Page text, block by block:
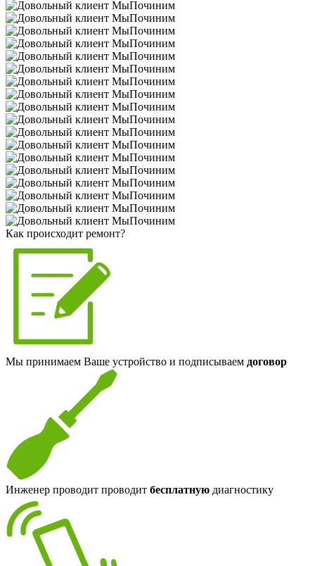
Как происходит ремонт?
Мы принимаем Ваше устройство и подписываем договор
Инженер проводит проводит бесплатную диагностику